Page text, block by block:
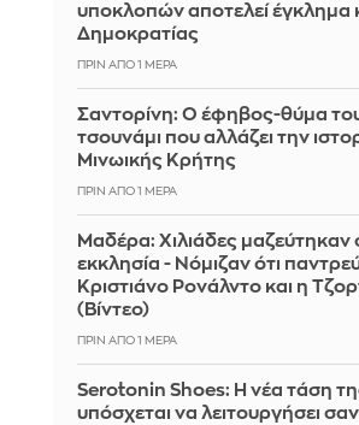
υποκλοπών αποτελεί έγκλημα
Δημοκρατίας
ΠΡΙΝ ΑΠΌ 1 ΜΈΡΑ
Σαντορίνη: Ο έφηβος-θύμα
τσουνάμι που αλλάζει την
Μινωικής Κρήτης
ΠΡΙΝ ΑΠΌ 1 ΜΈΡΑ
Μαδέρα: Χιλιάδες μαζεύτηκαν
εκκλησία - Νόμιζαν ότι
Κριστιάνο Ρονάλντο και η
(Βίντεο)
ΠΡΙΝ ΑΠΌ 1 ΜΈΡΑ
Serotonin Shoes: Η νέα τάση
υπόσχεται να λειτουργήσει